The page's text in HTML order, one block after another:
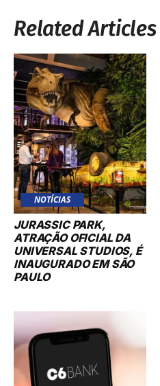
Related Articles
NOTÍCIAS
JURASSIC PARK,
ATRAÇÃO OFICIAL DA
UNIVERSAL STUDIOS, É
INAUGURADO EM SÃO
PAULO